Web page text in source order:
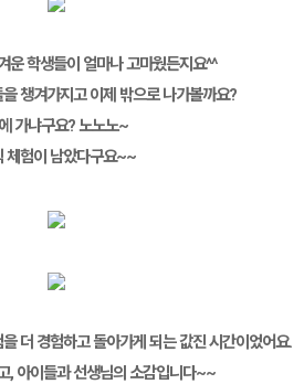
운 학생들이 얼마나 고마웠든지요^^
챙겨가지고 이제 밖으로 나가볼까요?
가냐구요? 노노노~
체험이 남았다구요~~
더 경험하고 돌아가게 되는 값진 시간이었어요.
, 아이들과 선생님의 소감입니다~~